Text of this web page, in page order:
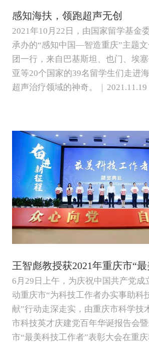
感知海扶，领跑超声无创
2021年10月22日，由国家留学基金
承办的“感知中国—智造重庆”主题
团一行，来自巴基斯坦、也门、埃
亚等20个国家的39名留学生们走进
超声治疗领域的神奇。 | 2021.11.19
6月29日上午，为庆祝中国共产党成
动重庆市“为科技工作者办实事助科
献”行动走深走实，由重庆市科学技
市科技英才庆建党百年华诞报告会
市“最美科技工作者”表彰大会在重